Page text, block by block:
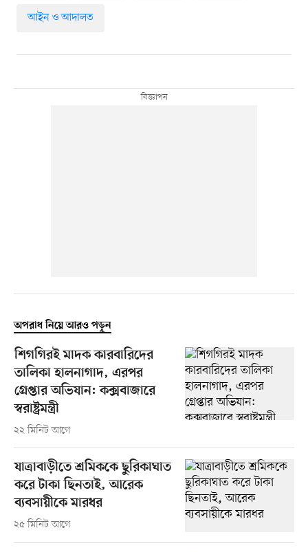
আইন ও আদালত
অপরাধ নিয়ে আরও পড়ুন
শিগগিরই মাদক কারবারিদের
তালিকা হালনাগাদ, এরপর
গ্রেপ্তার অভিযান: কক্সবাজারে
স্বরাষ্ট্রমন্ত্রী
২২ মিনিট আগে
যাত্রাবাড়ীতে শ্রমিককে ছুরিকাঘাত
করে টাকা ছিনতাই, আরেক
ব্যবসায়ীকে মারধর
২৫ মিনিট আগে